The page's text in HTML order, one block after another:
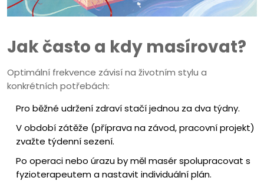
Jak často a kdy masírovat?
Optimální frekvence závisí na životním stylu a
konkrétních potřebách:
Pro běžné udržení zdraví stačí jednou za dva týdny.
V období zátěže (příprava na závod, pracovní projekt)
zvažte týdenní sezení.
Po operaci nebo úrazu by měl masér spolupracovat s
fyzioterapeutem a nastavit individuální plán.